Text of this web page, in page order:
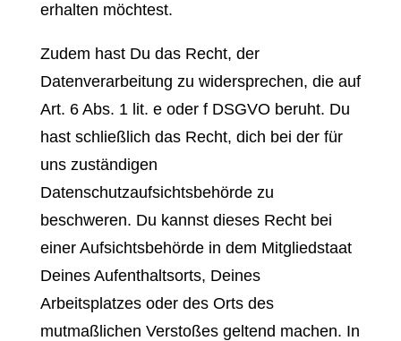
erhalten möchtest.
Zudem hast Du das Recht, der
Datenverarbeitung zu widersprechen, die auf
Art. 6 Abs. 1 lit. e oder f DSGVO beruht. Du
hast schließlich das Recht, dich bei der für
uns zuständigen
Datenschutzaufsichtsbehörde zu
beschweren. Du kannst dieses Recht bei
einer Aufsichtsbehörde in dem Mitgliedstaat
Deines Aufenthaltsorts, Deines
Arbeitsplatzes oder des Orts des
mutmaßlichen Verstoßes geltend machen. In